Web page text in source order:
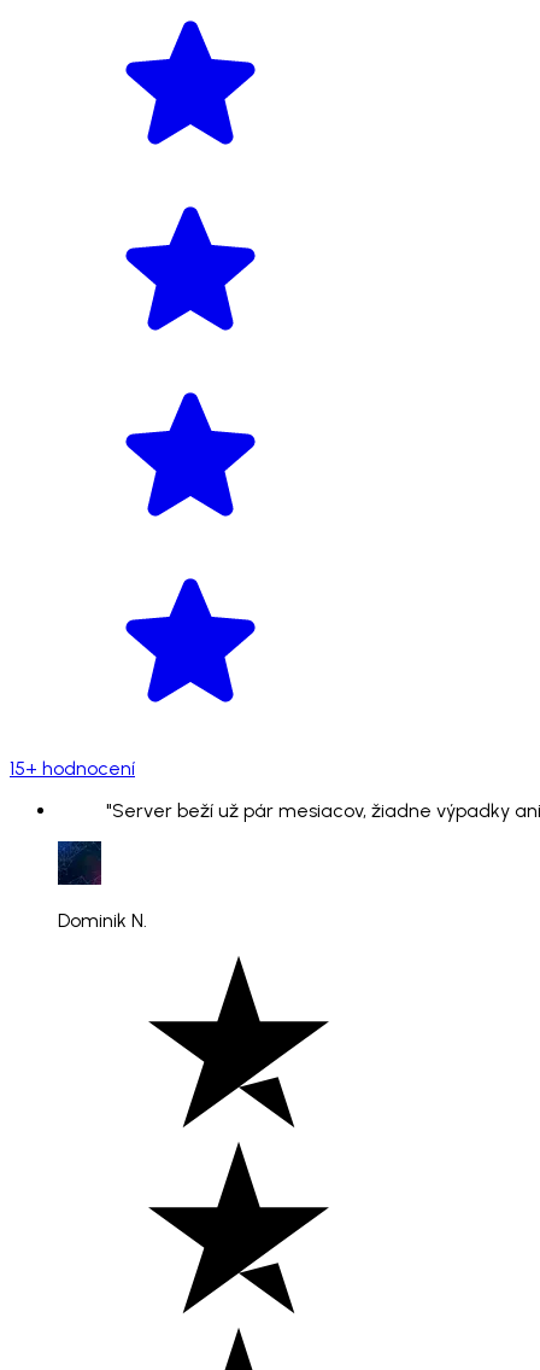
15+ hodnocení
"Server beží už pár mesiacov, žiadne výpadky
Dominik N.